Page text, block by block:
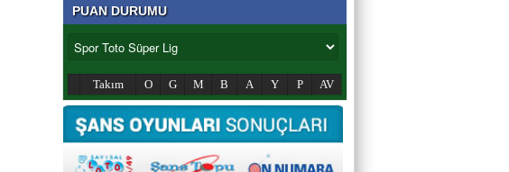
PUAN DURUMU
Takım O G M B A Y P AV